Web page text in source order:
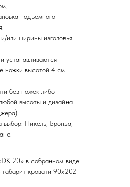
подъемного
или ширины изголовья
устанавливаются
ножки высотой 4 см.
без ножек либо
высоты и дизайна
выбор: Никель, Бронза,
20» в собранном виде:
кровати 90х202